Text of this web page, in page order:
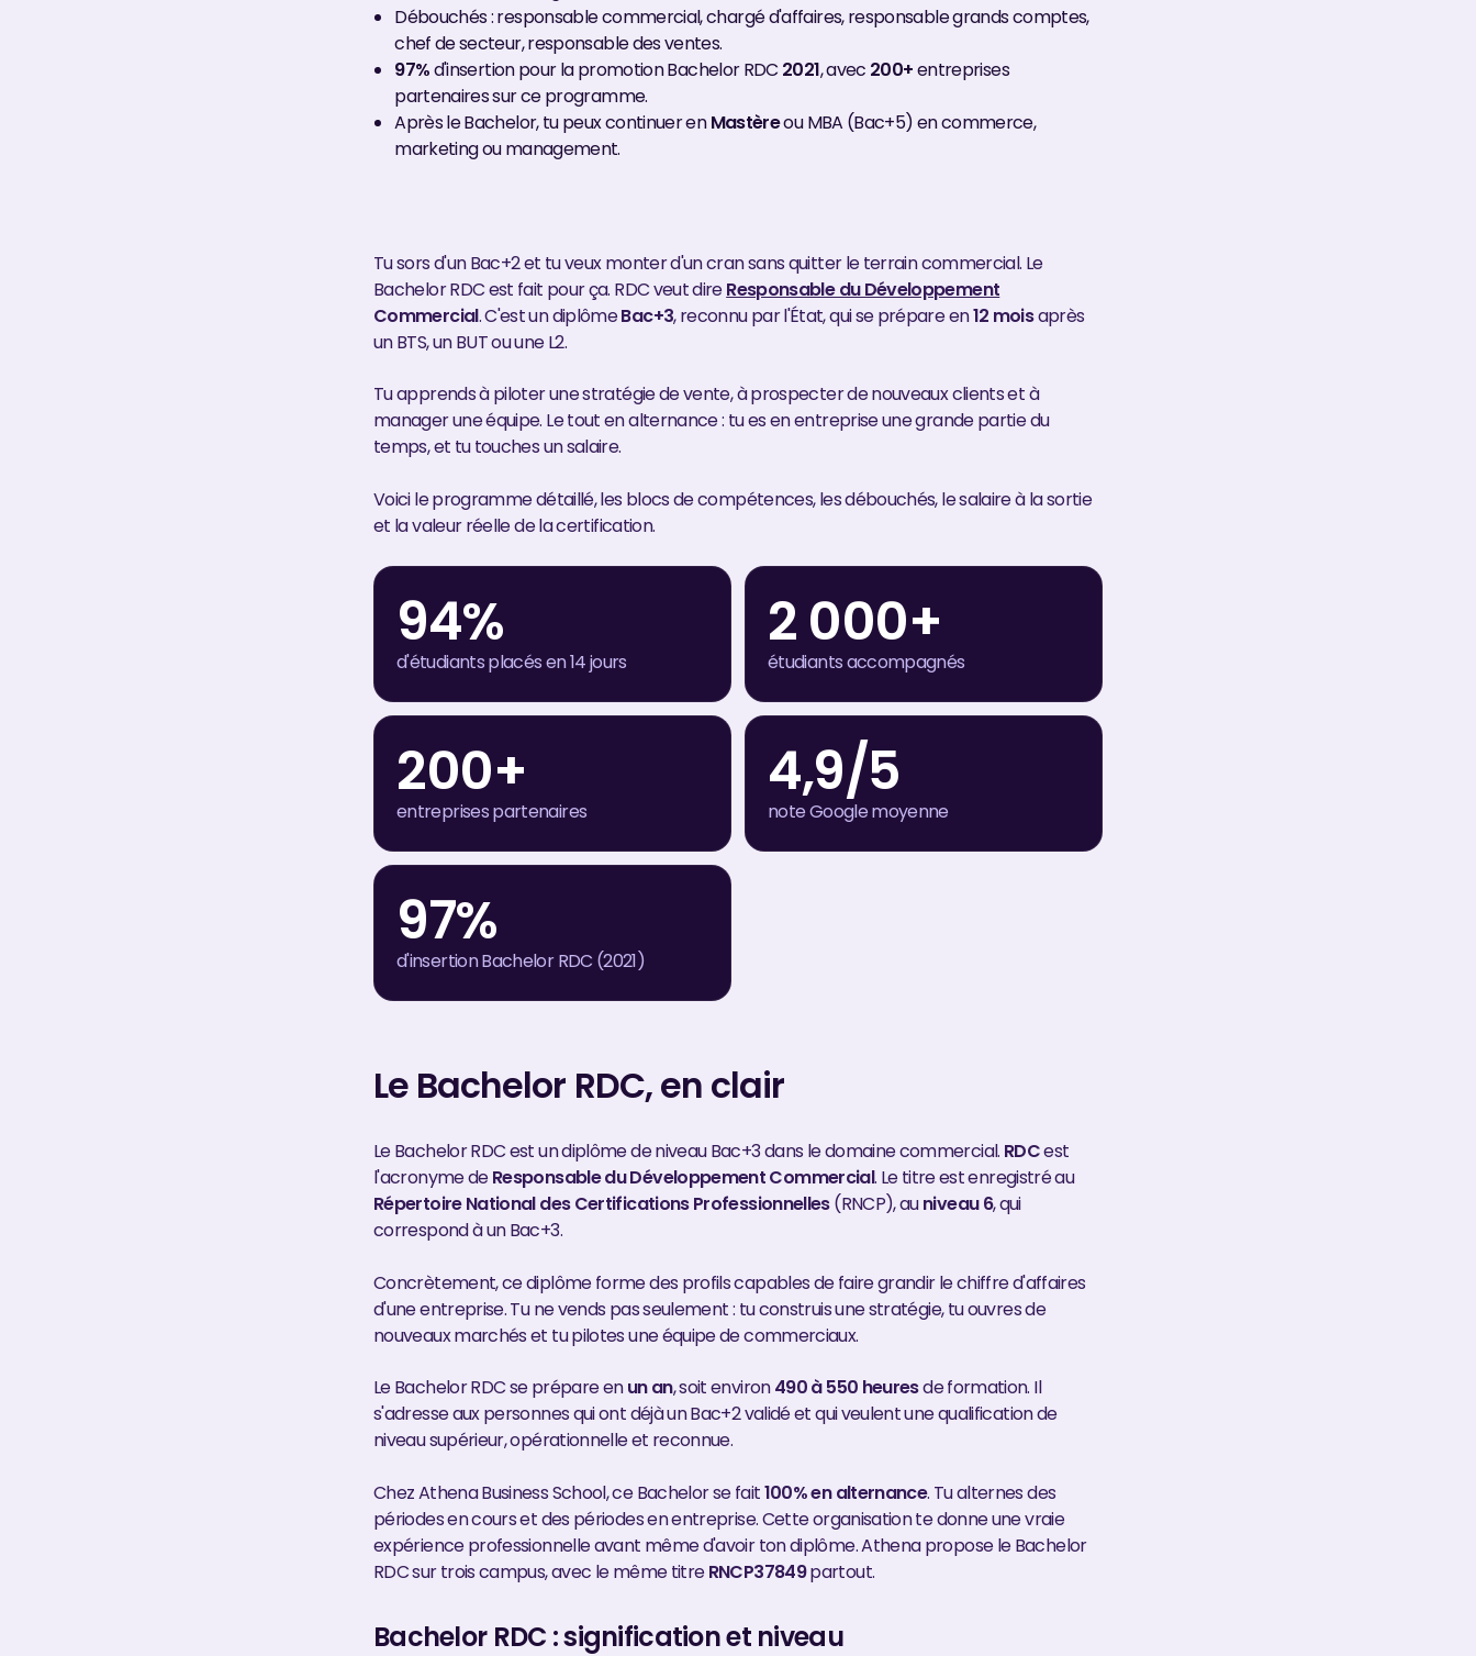
Débouchés : responsable commercial, chargé d'affaires, responsable grands comptes,
chef de secteur, responsable des ventes.
97%d'insertion pour la promotion Bachelor RDC 2021, avec 200+entreprises
partenaires sur ce programme.
Après le Bachelor, tu peux continuer enMastèreou MBA (Bac+5) en commerce,
marketing ou management.
Tu sors d'un Bac+2 et tu veux monter d'un cran sans quitter le terrain commercial. Le
Bachelor RDC est fait pour ça. RDC veut direResponsable du Développement
Commercial. C'est un diplômeBac+3, reconnu par l'État, qui se prépare en12 moisaprès
un BTS, un BUT ou une L2.
Tu apprends à piloter une stratégie de vente, à prospecter de nouveaux clients et à
manager une équipe. Le tout en alternance : tu es en entreprise une grande partie du
temps, et tu touches un salaire.
Voici le programme détaillé, les blocs de compétences, les débouchés, le salaire à la sortie
et la valeur réelle de la certification.
94%
d'étudiants placés en 14 jours
2 000+
étudiants accompagnés
200+
entreprises partenaires
4,9/5
note Google moyenne
97%
d'insertion Bachelor RDC (2021)
Le Bachelor RDC, en clair
Le Bachelor RDC est un diplôme de niveau Bac+3 dans le domaine commercial. RDCest
l'acronyme deResponsable du Développement Commercial. Le titre est enregistré au
Répertoire National des Certifications Professionnelles(RNCP), auniveau 6, qui
correspond à un Bac+3.
Concrètement, ce diplôme forme des profils capables de faire grandir le chiffre d'affaires
d'une entreprise. Tu ne vends pas seulement : tu construis une stratégie, tu ouvres de
nouveaux marchés et tu pilotes une équipe de commerciaux.
Le Bachelor RDC se prépare enun an, soit environ490 à 550 heuresde formation. Il
s'adresse aux personnes qui ont déjà un Bac+2 validé et qui veulent une qualification de
niveau supérieur, opérationnelle et reconnue.
Chez Athena Business School, ce Bachelor se fait100% en alternance. Tu alternes des
périodes en cours et des périodes en entreprise. Cette organisation te donne une vraie
expérience professionnelle avant même d'avoir ton diplôme. Athena propose le Bachelor
RDC sur trois campus, avec le même titreRNCP37849partout.
Bachelor RDC : signification et niveau